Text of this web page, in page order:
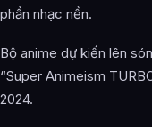
phần nhạc nền.
Bộ anime dự kiến lên
“Super Animeism
2024.